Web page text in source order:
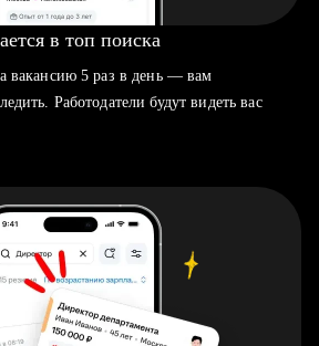
в топ поиска
вакансию 5 раз в день — вам
Работодатели будут видеть вас